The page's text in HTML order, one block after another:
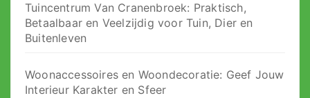
Tuincentrum Van Cranenbroek: Praktisch,
Betaalbaar en Veelzijdig voor Tuin, Dier en
Buitenleven
Woonaccessoires en Woondecoratie: Geef Jouw
Interieur Karakter en Sfeer